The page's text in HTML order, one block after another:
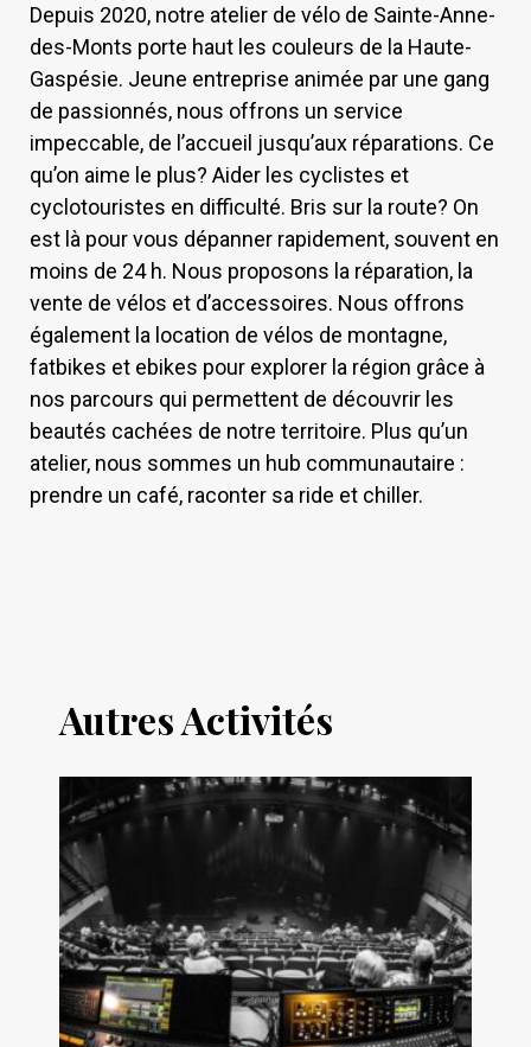
Depuis 2020, notre atelier de vélo de Sainte-Anne-
des-Monts porte haut les couleurs de la Haute-
Gaspésie. Jeune entreprise animée par une gang
de passionnés, nous offrons un service
impeccable, de l’accueil jusqu’aux réparations. Ce
qu’on aime le plus? Aider les cyclistes et
cyclotouristes en difficulté. Bris sur la route? On
est là pour vous dépanner rapidement, souvent en
moins de 24 h. Nous proposons la réparation, la
vente de vélos et d’accessoires. Nous offrons
également la location de vélos de montagne,
fatbikes et ebikes pour explorer la région grâce à
nos parcours qui permettent de découvrir les
beautés cachées de notre territoire. Plus qu’un
atelier, nous sommes un hub communautaire :
prendre un café, raconter sa ride et chiller.
Autres Activités